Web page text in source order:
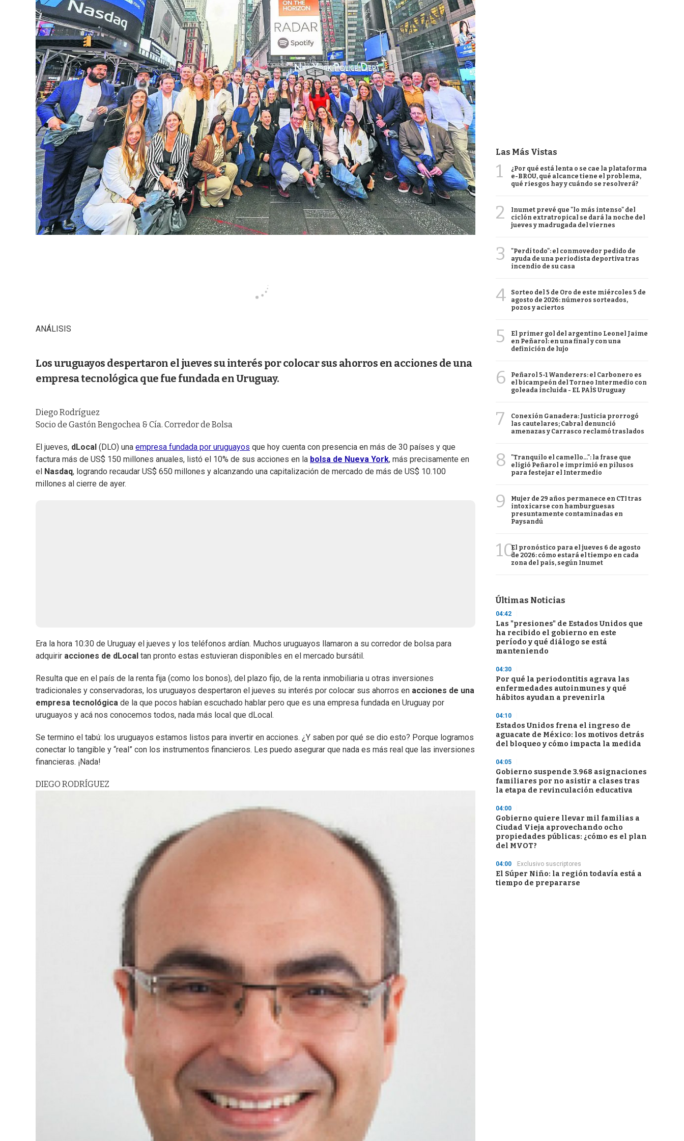
ANÁLISIS
Los uruguayos despertaron el jueves su interés por colocar sus ahorros en acciones de una
empresa tecnológica que fue fundada en Uruguay.
Diego Rodríguez
Socio de Gastón Bengochea & Cía. Corredor de Bolsa
El jueves, dLocal (DLO) una empresa fundada por uruguayos que hoy cuenta con presencia en más de 30 países y que
factura más de US$ 150 millones anuales, listó el 10% de sus acciones en la bolsa de Nueva York, más precisamente en
el
Nasdaq, logrando recaudar US$ 650 millones y alcanzando una capitalización de mercado de más de US$ 10.100
millones al cierre de ayer.
Era la hora 10:30 de Uruguay el jueves y los teléfonos ardían. Muchos uruguayos llamaron a su corredor de bolsa para
adquirir acciones de dLocal tan pronto estas estuvieran disponibles en el mercado bursátil.
Resulta que en el país de la renta fija (como los bonos), del plazo fijo, de la renta inmobiliaria u otras inversiones
tradicionales y conservadoras, los uruguayos despertaron el jueves su interés por colocar sus ahorros en acciones de una
empresa tecnológica de la que pocos habían escuchado hablar pero que es una empresa fundada en Uruguay por
uruguayos y acá nos conocemos todos, nada más local que dLocal.
Se termino el tabú: los uruguayos estamos listos para invertir en acciones. ¿Y saben por qué se dio esto? Porque logramos
conectar lo tangible y “real” con los instrumentos financieros. Les puedo asegurar que nada es más real que las inversiones
financieras. ¡Nada!
DIEGO RODRÍGUEZ
Las Más Vistas
1
¿Por qué está lenta o se cae la plataforma
e-BROU, qué alcance tiene el problema,
qué riesgos hay y cuándo se resolverá?
2
Inumet prevé que "lo más intenso" del
ciclón extratropical se dará la noche del
jueves y madrugada del viernes
3
"Perdí todo": el conmovedor pedido de
ayuda de una periodista deportiva tras
incendio de su casa
4
Sorteo del 5 de Oro de este miércoles 5 de
agosto de 2026: números sorteados,
pozos y aciertos
5
El primer gol del argentino Leonel Jaime
en Peñarol: en una final y con una
definición de lujo
6
Peñarol 5-1 Wanderers: el Carbonero es
el bicampeón del Torneo Intermedio con
goleada incluida - EL PAÍS Uruguay
7
Conexión Ganadera: Justicia prorrogó
las cautelares; Cabral denunció
amenazas y Carrasco reclamó traslados
8
"Tranquilo el camello...": la frase que
eligió Peñarol e imprimió en pilusos
para festejar el Intermedio
9
Mujer de 29 años permanece en CTI tras
intoxicarse con hamburguesas
presuntamente contaminadas en
Paysandú
10El pronóstico para el jueves 6 de agosto
de 2026: cómo estará el tiempo en cada
zona del país, según Inumet
Últimas Noticias
04:42
Las "presiones" de Estados Unidos que
ha recibido el gobierno en este
período y qué diálogo se está
manteniendo
04:30
Por qué la periodontitis agrava las
enfermedades autoinmunes y qué
hábitos ayudan a prevenirla
04:10
Estados Unidos frena el ingreso de
aguacate de México: los motivos detrás
del bloqueo y cómo impacta la medida
04:05
Gobierno suspende 3.968 asignaciones
familiares por no asistir a clases tras
la etapa de revinculación educativa
04:00
Gobierno quiere llevar mil familias a
Ciudad Vieja aprovechando ocho
propiedades públicas: ¿cómo es el plan
del MVOT?
04:00 Exclusivo suscriptores
El Súper Niño: la región todavía está a
tiempo de prepararse